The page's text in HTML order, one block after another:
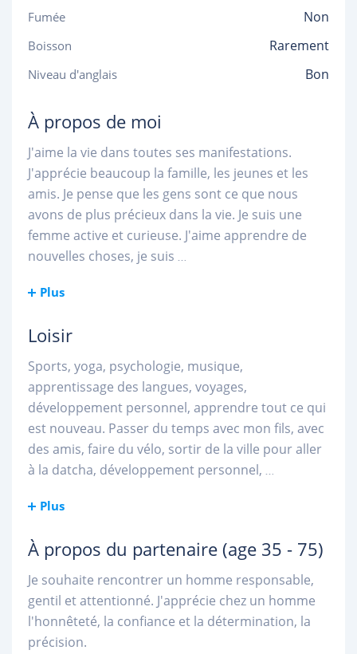
Fumée Non
Boisson Rarement
Niveau d'anglais Bon
À propos de moi
J'aime la vie dans toutes ses manifestations.
J'apprécie beaucoup la famille, les jeunes et les
amis. Je pense que les gens sont ce que nous
avons de plus précieux dans la vie. Je suis une
femme active et curieuse. J'aime apprendre de
nouvelles choses, je suis ...
Plus
Loisir
Sports, yoga, psychologie, musique,
apprentissage des langues, voyages,
développement personnel, apprendre tout ce qui
est nouveau. Passer du temps avec mon fils, avec
des amis, faire du vélo, sortir de la ville pour aller
à la datcha, développement personnel, ...
Plus
À propos du partenaire (age 35 - 75)
Je souhaite rencontrer un homme responsable,
gentil et attentionné. J'apprécie chez un homme
l'honnêteté, la confiance et la détermination, la
précision.